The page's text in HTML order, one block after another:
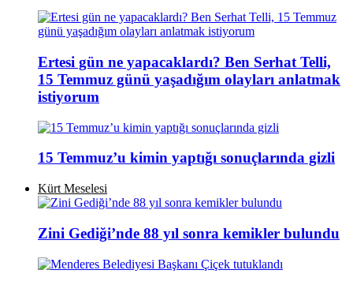
Ertesi gün ne yapacaklardı? Ben Serhat Telli,
15 Temmuz günü yaşadığım olayları anlatmak
istiyorum
15 Temmuz’u kimin yaptığı sonuçlarında gizli
Kürt Meselesi
Zini Gediği’nde 88 yıl sonra kemikler bulundu